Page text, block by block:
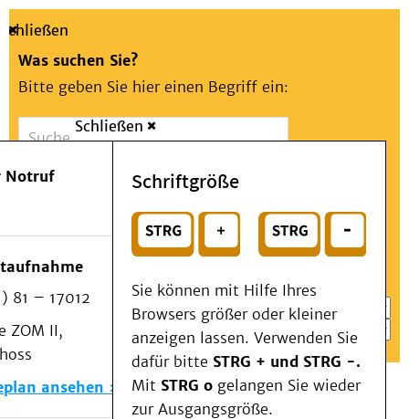
Suche
Schließen
Was suchen Sie?
Bitte geben Sie hier einen Begriff ein:
Suchen
oder
Wählen Sie ein Thema für Ihren Schnelleinstieg
Notfall
Schließen
Notruf
81 – 17012
ZOM II,
ansehen
Schriftgröße
Sie können mit Hilfe Ihres
Browsers größer oder kleiner
anzeigen lassen. Verwenden Sie
dafür bitte STRG + und STRG -.
Mit STRG o gelangen Sie wieder
zur Ausgangsgröße.
Menü
Patienten & Besucher
Kliniken/Institute/Zentren
Als Patient am UKD
Beratung und Unterstützung
Veranstaltungen
Kommunikation im Medizinwesen (KIM)
Notfall
Forschung & Lehre